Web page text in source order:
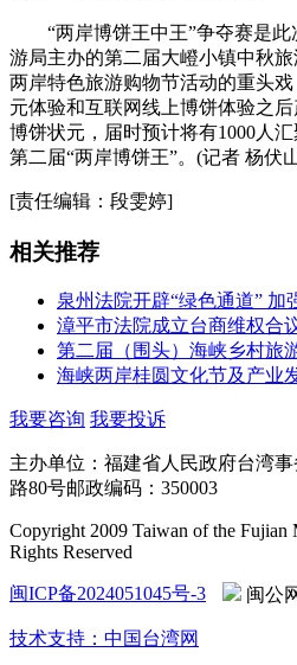
“两岸博饼王中王”争夺赛是此
游局主办的第二届大嶝小镇中秋
两岸特色旅游购物节活动的重头
元体验和互联网线上博饼体验之
博饼状元，届时预计将有1000人
第二届“两岸博饼王”。(记者 杨伏
[责任编辑：段雯婷]
相关推荐
泉州法院开辟“绿色通道” 加
漳平市法院成立台商维权合
第二届（围头）海峡乡村旅
海峡两岸桂圆文化节及产业
我要咨询 我要投诉
主办单位：福建省人民政府台湾
路80号邮政编码：350003
Copyright 2009 Taiwan of the
Rights Reserved
闽ICP备2024051045号-3 闽公
技术支持：中国台湾网